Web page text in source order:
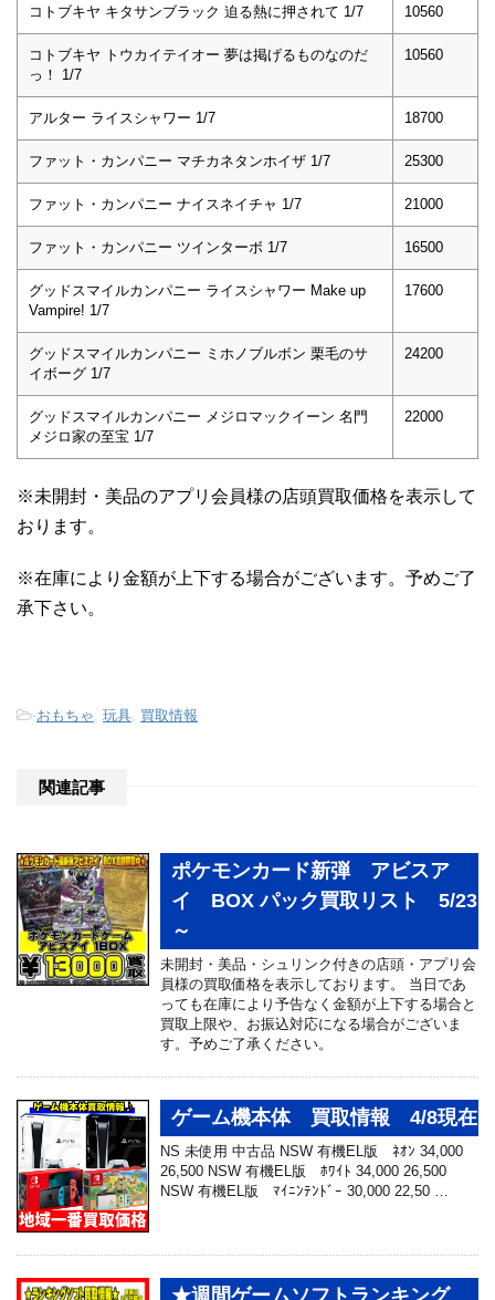
コトブキヤ キタサンブラック 迫る熱に押されて 1/7 10560
コトブキヤ トウカイテイオー 夢は掲げるものなのだ
っ！ 1/7
10560
アルター ライスシャワー 1/7 18700
ファット・カンパニー マチカネタンホイザ 1/7 25300
ファット・カンパニー ナイスネイチャ 1/7 21000
ファット・カンパニー ツインターボ 1/7 16500
グッドスマイルカンパニー ライスシャワー Make up
Vampire! 1/7
17600
グッドスマイルカンパニー ミホノブルボン 栗毛のサ
イボーグ 1/7
24200
グッドスマイルカンパニー メジロマックイーン 名門
メジロ家の至宝 1/7
22000
※未開封・美品のアプリ会員様の店頭買取価格を表示して
おります。
※在庫により金額が上下する場合がございます。予めご了
承下さい。
-おもちゃ, 玩具, 買取情報
関連記事
ポケモンカード新弾 アビスア
イ BOX パック買取リスト 5/23
～
未開封・美品・シュリンク付きの店頭・アプリ会
員様の買取価格を表示しております。 当日であ
っても在庫により予告なく金額が上下する場合と
買取上限や、お振込対応になる場合がございま
す。予めご了承ください。
ゲーム機本体 買取情報 4/8現在
NS 未使用 中古品 NSW 有機EL版 ﾈｵﾝ 34,000
26,500 NSW 有機EL版 ﾎﾜｲﾄ 34,000 26,500
NSW 有機EL版 ﾏｲﾆﾝﾃﾝﾄﾞｰ 30,000 22,50 …